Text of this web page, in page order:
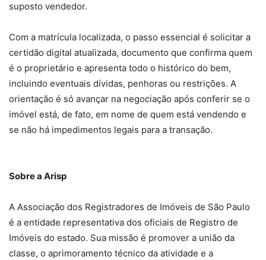
suposto vendedor.
Com a matrícula localizada, o passo essencial é solicitar a
certidão digital atualizada, documento que confirma quem
é o proprietário e apresenta todo o histórico do bem,
incluindo eventuais dívidas, penhoras ou restrições. A
orientação é só avançar na negociação após conferir se o
imóvel está, de fato, em nome de quem está vendendo e
se não há impedimentos legais para a transação.
Sobre a Arisp
A Associação dos Registradores de Imóveis de São Paulo
é a entidade representativa dos oficiais de Registro de
Imóveis do estado. Sua missão é promover a união da
classe, o aprimoramento técnico da atividade e a